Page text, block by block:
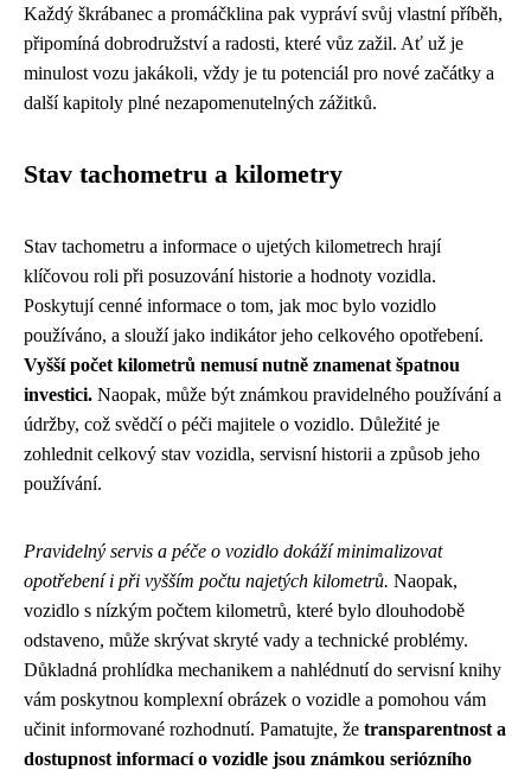
Každý škrábanec a promáčklina pak vypráví svůj vlastní příběh,
připomíná dobrodružství a radosti, které vůz zažil. Ať už je
minulost vozu jakákoli, vždy je tu potenciál pro nové začátky a
další kapitoly plné nezapomenutelných zážitků.
Stav tachometru a kilometry
Stav tachometru a informace o ujetých kilometrech hrají
klíčovou roli při posuzování historie a hodnoty vozidla.
Poskytují cenné informace o tom, jak moc bylo vozidlo
používáno, a slouží jako indikátor jeho celkového opotřebení.
Vyšší počet kilometrů nemusí nutně znamenat špatnou
investici. Naopak, může být známkou pravidelného používání a
údržby, což svědčí o péči majitele o vozidlo. Důležité je
zohlednit celkový stav vozidla, servisní historii a způsob jeho
používání.
Pravidelný servis a péče o vozidlo dokáží minimalizovat
opotřebení i při vyšším počtu najetých kilometrů. Naopak,
vozidlo s nízkým počtem kilometrů, které bylo dlouhodobě
odstaveno, může skrývat skryté vady a technické problémy.
Důkladná prohlídka mechanikem a nahlédnutí do servisní knihy
vám poskytnou komplexní obrázek o vozidle a pomohou vám
učinit informované rozhodnutí. Pamatujte, že transparentnost a
dostupnost informací o vozidle jsou známkou seriózního